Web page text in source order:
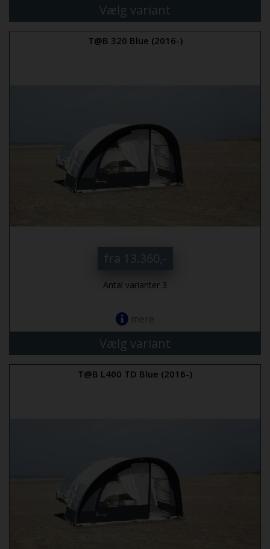
Vælg variant
T@B 320 Blue (2016-)
fra 13.360,-
Antal varianter 3
mere
Vælg variant
T@B L400 TD Blue (2016-)